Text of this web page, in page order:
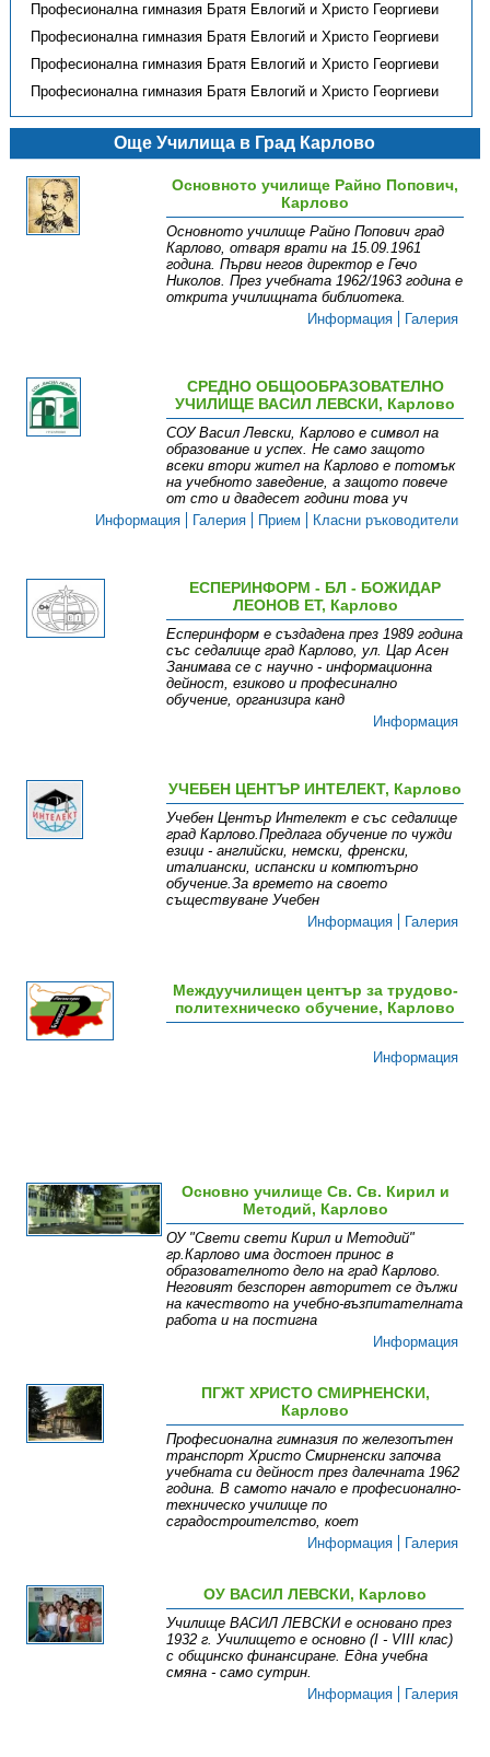
Професионална гимназия Братя Евлогий и Христо Георгиеви
Професионална гимназия Братя Евлогий и Христо Георгиеви
Професионална гимназия Братя Евлогий и Христо Георгиеви
Професионална гимназия Братя Евлогий и Христо Георгиеви
Още Училища в Град Карлово
Основното училище Райно Попович,
Карлово
Основното училище Райно Попович град
Карлово, отваря врати на 15.09.1961
година. Първи негов директор е Гечо
Николов. През учебната 1962/1963 година е
открита училищната библиотека.
Информация
Галерия
СРЕДНО ОБЩООБРАЗОВАТЕЛНО
УЧИЛИЩЕ ВАСИЛ ЛЕВСКИ, Карлово
СОУ Васил Левски, Карлово е символ на
образование и успех. Не само защото
всеки втори жител на Карлово е потомък
на учебното заведение, а защото повече
от сто и двадесет години това уч
Информация
Галерия Прием Класни ръководители
ЕСПЕРИНФОРМ - БЛ - БОЖИДАР
ЛЕОНОВ ET, Карлово
Есперинформ е създадена през 1989 година
със седалище град Карлово, ул. Цар Асен
Занимава се с научно - информационна
дейност, езиково и професинално
обучение, организира канд
Информация
УЧЕБЕН ЦЕНТЪР ИНТЕЛЕКТ, Карлово
Учебен Център Интелект е със седалище
град Карлово.Предлага обучение по чужди
езици - английски, немски, френски,
италиански, испански и компютърно
обучение.За времето на своето
съществуване Учебен
Информация
Галерия
Междуучилищен център за трудово-
политехническо обучение, Карлово
Информация
Основно училище Св. Св. Кирил и
Методий, Карлово
ОУ "Свети свети Кирил и Методий"
гр.Карлово има достоен принос в
образователното дело на град Карлово.
Неговият безспорен авторитет се дължи
на качеството на учебно-възпитателната
работа и на постигна
Информация
ПГЖТ ХРИСТО СМИРНЕНСКИ,
Карлово
Професионална гимназия по железопътен
транспорт Христо Смирненски започва
учебната си дейност през далечната 1962
година. В самото начало е професионално-
техническо училище по
сградостроителство, коет
Информация
Галерия
ОУ ВАСИЛ ЛЕВСКИ, Карлово
Училище ВАСИЛ ЛЕВСКИ е основано през
1932 г. Училището е основно (І - VІІІ клас)
с общинско финансиране. Една учебна
смяна - само сутрин.
Информация
Галерия